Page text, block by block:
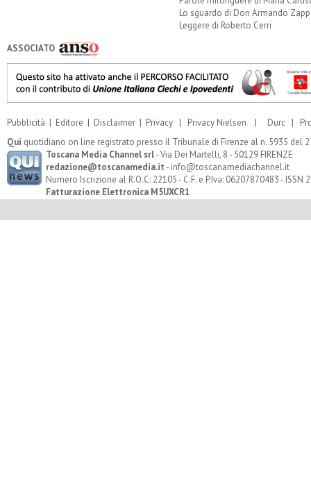
Lo sguardo di Don Armando
Leggere di Roberto Cerri
ASSOCIATO
Pubblicità | Editore | Disclaimer | Privacy | Privacy Nielsen | Durc |
Qui quotidiano on line registrato presso il Tribunale di Firenze al n. 5935 del
Toscana Media Channel srl- Via Dei Martelli, 8 - 50129 FIRENZE
redazione@toscanamedia.it - info@toscanamediachannel.it
Numero Iscrizione al R.O.C: 22105 - C.F. e P.Iva: 06207870483 - ISSN
Fatturazione Elettronica M5UXCR1